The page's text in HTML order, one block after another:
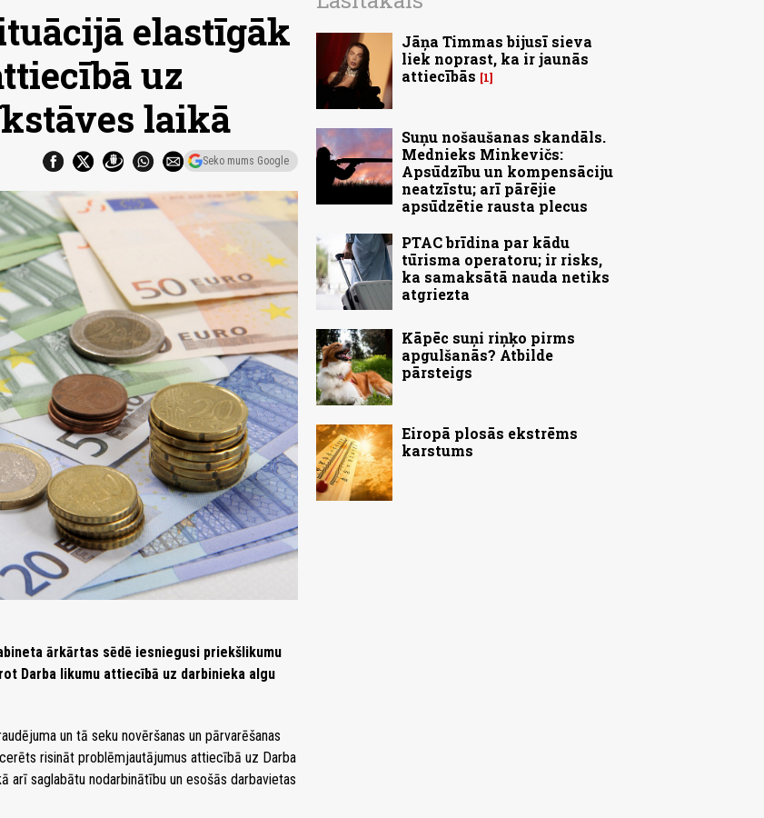
elastīgāk
uz
laikā
Seko mums Google
ārkārtas sēdē iesniegusi priekšlikumu
Darba likumu attiecībā uz darbinieka algu
un tā seku novēršanas un pārvarēšanas
risināt problēmjautājumus attiecībā uz Darba
arī saglabātu nodarbinātību un esošās darbavietas
Jāņa Timmas bijusī sieva
liek noprast, ka ir jaunās
attiecībās
1
Suņu nošaušanas skandāls.
Mednieks Minkevičs:
Apsūdzību un kompensāciju
neatzīstu; arī pārējie
apsūdzētie rausta plecus
PTAC brīdina par kādu
tūrisma operatoru; ir risks,
ka samaksātā nauda netiks
atgriezta
Kāpēc suņi riņķo pirms
apgulšanās? Atbilde
pārsteigs
Eiropā plosās ekstrēms
karstums